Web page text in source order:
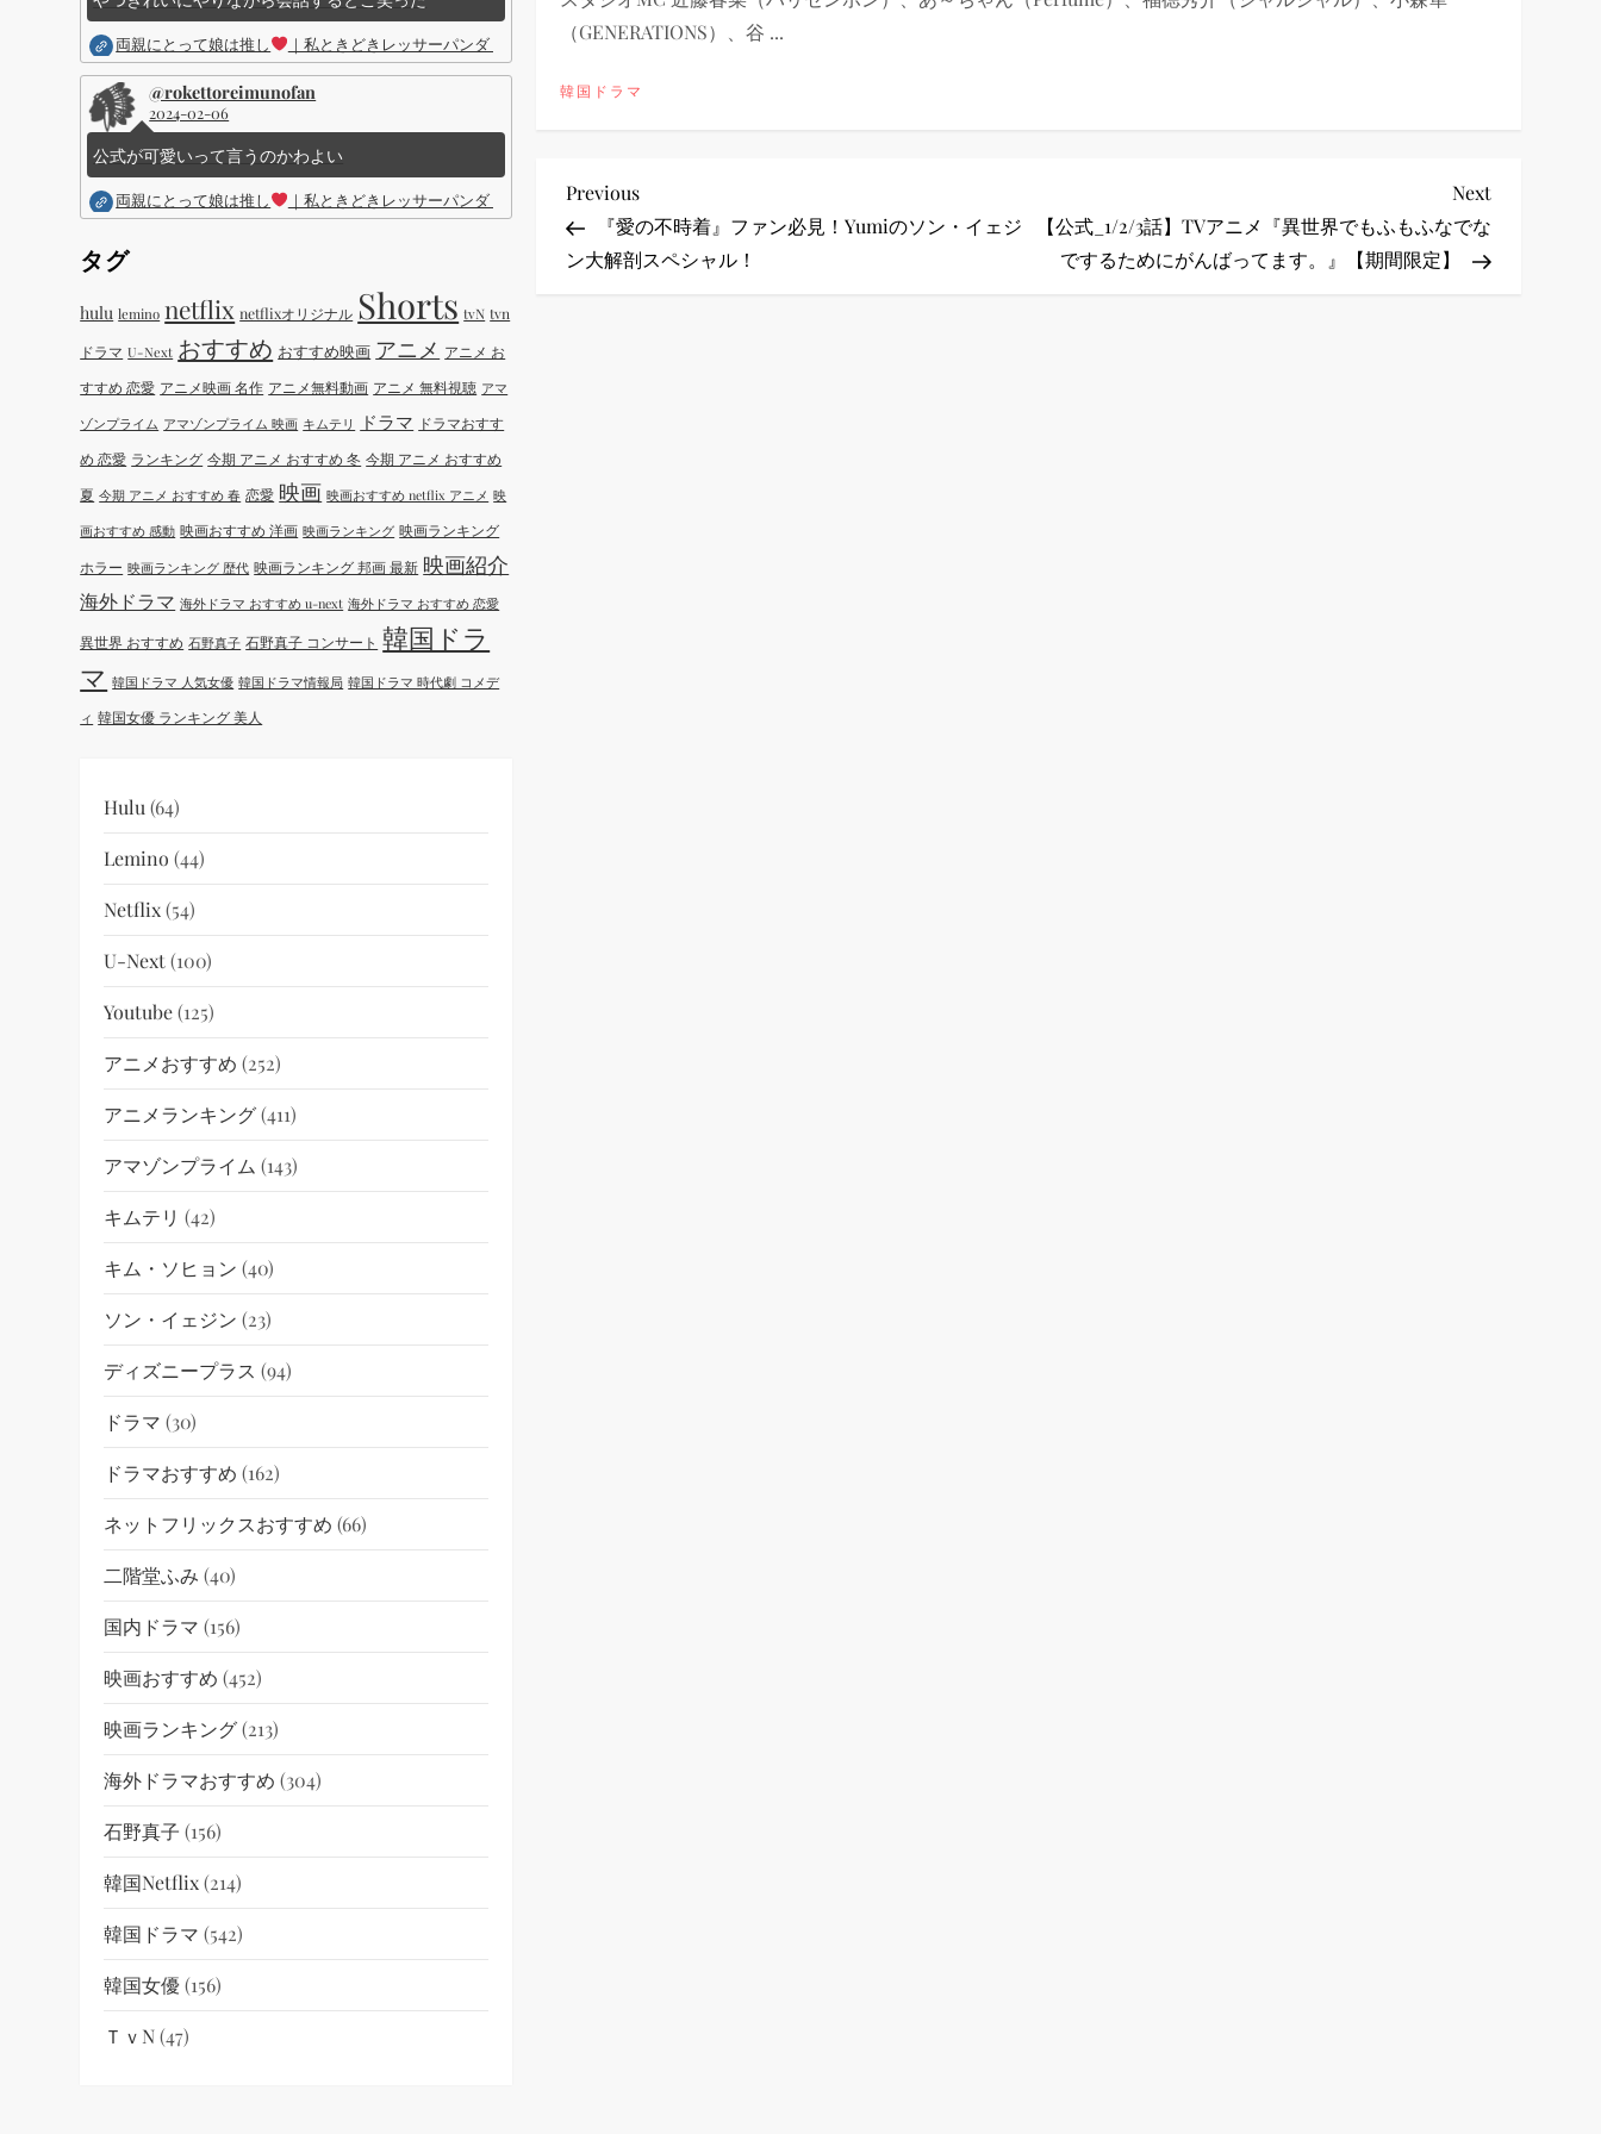
（GENERATIONS）、谷 ...
韓国ドラマ
投
稿
Previous
Post
Previous
『愛の不時着』ファン必見！Yumiのソン・イェジ
ン大解剖スペシャル！
Next
Post
Next
【公式_1/2/3話】TVアニメ『異世界でもふもふなでな
でするためにがんばってます。』【期間限定】
両親にとって娘は推し ｜私ときどきレッサーパンダ ｜Disney (ディズニープラス）
@rokettoreimunofan
2024-02-06
公式が可愛いって言うのかわよい
両親にとって娘は推し ｜私ときどきレッサーパンダ ｜Disney (ディズニープラス）
タグ
hulu lemino netflix netflixオリジナル Shorts tvN tvn
ドラマ U-Next おすすめ おすすめ映画 アニメ アニメ お
すすめ 恋愛 アニメ映画 名作 アニメ無料動画 アニメ 無料視聴 アマ
ゾンプライム アマゾンプライム 映画 キムテリ ドラマ ドラマおすす
め 恋愛 ランキング 今期 アニメ おすすめ 冬 今期 アニメ おすすめ
夏 今期 アニメ おすすめ 春 恋愛 映画 映画おすすめ netflix アニメ 映
画おすすめ 感動 映画おすすめ 洋画 映画ランキング 映画ランキング
ホラー 映画ランキング 歴代 映画ランキング 邦画 最新 映画紹介
海外ドラマ 海外ドラマ おすすめ u-next 海外ドラマ おすすめ 恋愛
異世界 おすすめ 石野真子 石野真子 コンサート 韓国ドラ
マ 韓国ドラマ 人気女優 韓国ドラマ情報局 韓国ドラマ 時代劇 コメデ
ィ 韓国女優 ランキング 美人
Hulu (64)
Lemino (44)
Netflix(54)
U-Next(100)
Youtube(125)
アニメおすすめ (252)
アニメランキング(411)
アマゾンプライム (143)
キムテリ (42)
キム・ソヒョン (40)
ソン・イェジン (23)
ディズニープラス (94)
ドラマ (30)
ドラマおすすめ (162)
ネットフリックスおすすめ (66)
二階堂ふみ (40)
国内ドラマ (156)
映画おすすめ (452)
映画ランキング(213)
海外ドラマおすすめ (304)
石野真子 (156)
韓国netflix(214)
韓国ドラマ (542)
韓国女優(156)
ＴｖN(47)